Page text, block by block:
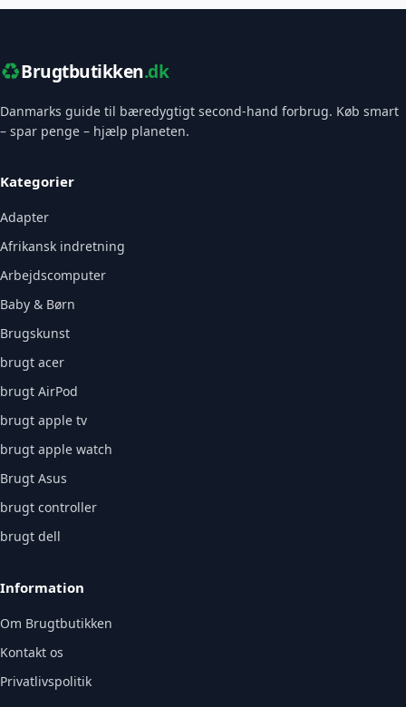
♻️Brugtbutikken.dk
Danmarks guide til bæredygtigt second-hand forbrug. Køb smart
– spar penge – hjælp planeten.
Kategorier
Adapter
Afrikansk indretning
Arbejdscomputer
Baby & Børn
Brugskunst
brugt acer
brugt AirPod
brugt apple tv
brugt apple watch
Brugt Asus
brugt controller
brugt dell
Information
Om Brugtbutikken
Kontakt os
Privatlivspolitik